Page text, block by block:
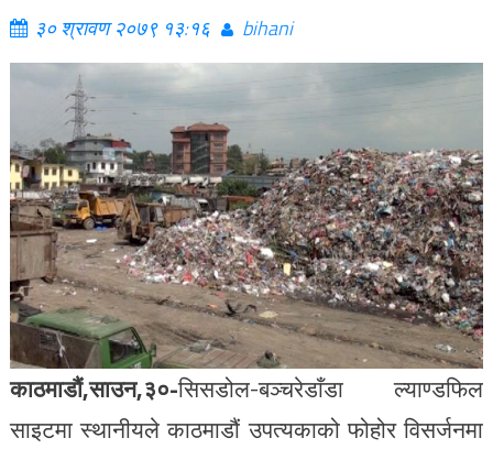
३० श्रावण २०७९ १३:१६ bihani
काठमाडौं,साउन,३०-सिसडोल-बञ्चरेडाँडा ल्याण्डफिल
साइटमा स्थानीयले काठमाडौं उपत्यकाको फोहोर विसर्जनमा